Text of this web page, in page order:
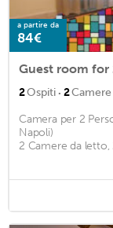
a partire da
84€
Guest room for
2Ospiti · 2Camere
Camera per 2
Napoli)
2 Camere da letto,